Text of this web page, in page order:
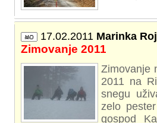
17.02.2011 Marinka
Zimovanje 2011
Zimovanje
2011 na
snegu
zelo
gospod